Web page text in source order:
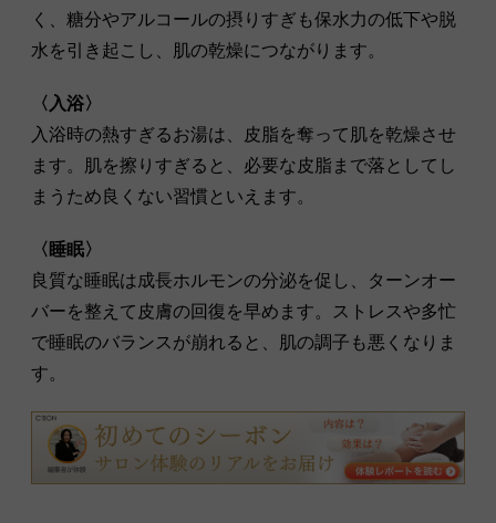
く、糖分やアルコールの摂りすぎも保水力の低下や脱
水を引き起こし、肌の乾燥につながります。
〈入浴〉
入浴時の熱すぎるお湯は、皮脂を奪って肌を乾燥させ
ます。肌を擦りすぎると、必要な皮脂まで落としてし
まうため良くない習慣といえます。
〈睡眠〉
良質な睡眠は成長ホルモンの分泌を促し、ターンオー
バーを整えて皮膚の回復を早めます。ストレスや多忙
で睡眠のバランスが崩れると、肌の調子も悪くなりま
す。